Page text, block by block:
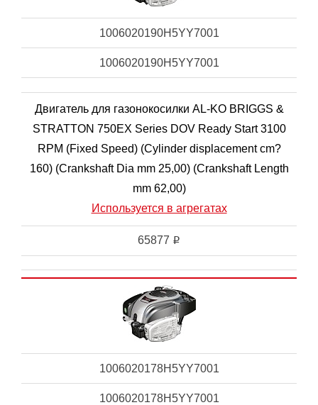
1006020190H5YY7001
1006020190H5YY7001
Двигатель для газонокосилки AL-KO BRIGGS &
STRATTON 750EX Series DOV Ready Start 3100
RPM (Fixed Speed) (Cylinder displacement cm?
160) (Crankshaft Dia mm 25,00) (Crankshaft Length
mm 62,00)
Используется в агрегатах
65877 i
1006020178H5YY7001
1006020178H5YY7001